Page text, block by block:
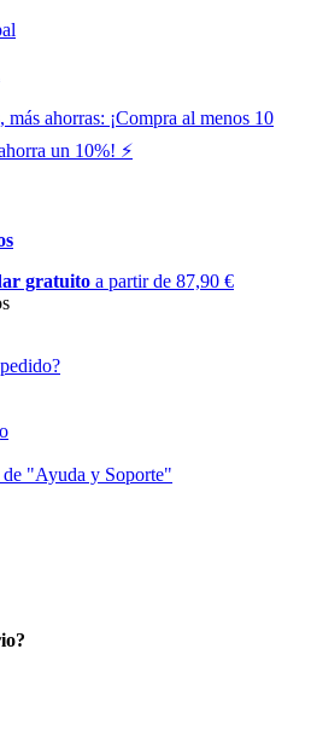
más ahorras: ¡Compra al menos 10
un 10%! ⚡️
gratuito a partir de 87,90 €
de "Ayuda y Soporte"